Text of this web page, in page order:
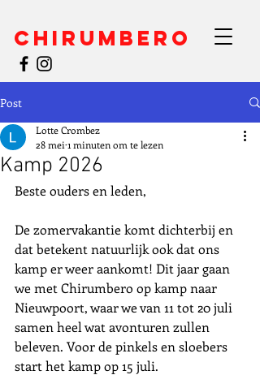
CHIRUMBERO
Post
Kamp 2026
Lotte Crombez
28 mei 1 minuten om te lezen
Beste ouders en leden,
De zomervakantie komt dichterbij en
dat betekent natuurlijk ook dat ons
kamp er weer aankomt! Dit jaar gaan
we met Chirumbero op kamp naar
Nieuwpoort, waar we van 11 tot 20 juli
samen heel wat avonturen zullen
beleven. Voor de pinkels en sloebers
start het kamp op 15 juli.